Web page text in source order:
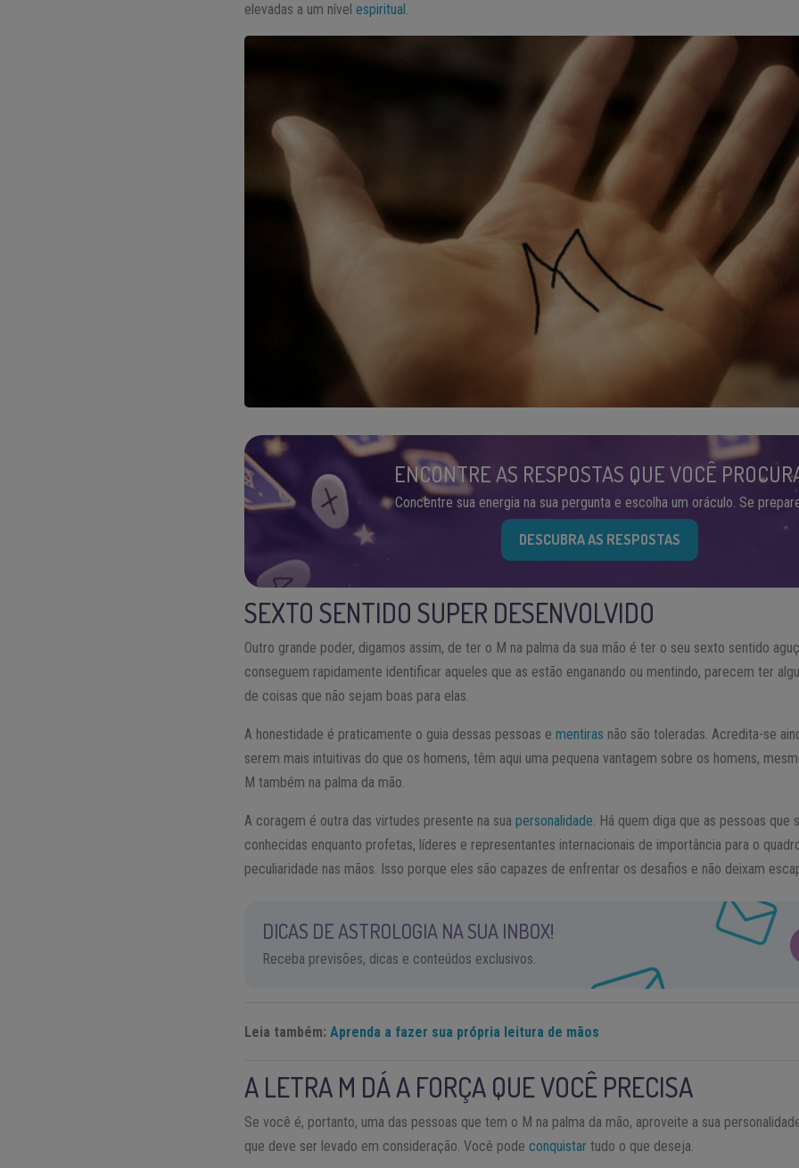
elevadas a um nívelespiritual .
ENCONTRE AS RESPOSTAS QUE VOCÊ
Concentre sua energia na sua pergunta e escolha um oráculo. Se
DESCUBRA AS RESPOSTAS
SEXTO SENTIDO SUPER DESENVOLVIDO
Outro grande poder, digamos assim, de ter o M na palma da sua mão é ter o seu sexto sentido
conseguem rapidamente identificar aqueles que as estão enganando ou mentindo, parecem ter
de coisas que não sejam boas para elas.
A honestidade é praticamente o guia dessas pessoas ementiras não são toleradas. Acredita-se
serem mais intuitivas do que os homens, têm aqui uma pequena vantagem sobre os homens,
M também na palma da mão.
A coragem é outra das virtudes presente na suapersonalidade. Há quem diga que as pessoas que
conhecidas enquanto profetas, líderes e representantes internacionais de importância para o
peculiaridade nas mãos. Isso porque eles são capazes de enfrentar os desafios e não deixam
DICAS DE ASTROLOGIA NA SUA INBOX!
Receba previsões, dicas e conteúdos exclusivos.
Leia também:Aprenda a fazer sua própria leitura de mãos
A LETRA M DÁ A FORÇA QUE VOCÊ PRECISA
Se você é, portanto, uma das pessoas que tem o M na palma da mão, aproveite a sua
que deve ser levado em consideração. Você podeconquistar tudo o que deseja.